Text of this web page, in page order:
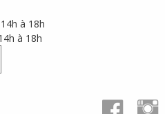
à 18h
à 18h